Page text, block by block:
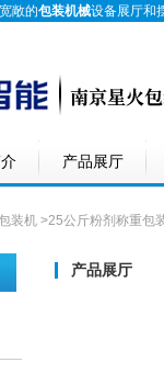
敞的包装机械设备展厅和
产品展厅
装机 >25公斤粉剂称重包
产品展厅